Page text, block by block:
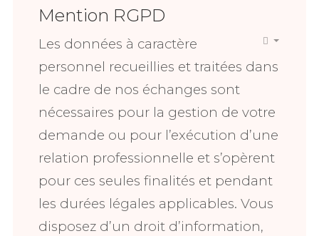
Mention RGPD
Les données à caractère
personnel recueillies et traitées dans
le cadre de nos échanges sont
nécessaires pour la gestion de votre
demande ou pour l’exécution d’une
relation professionnelle et s’opèrent
pour ces seules finalités et pendant
les durées légales applicables. Vous
disposez d’un droit d’information,